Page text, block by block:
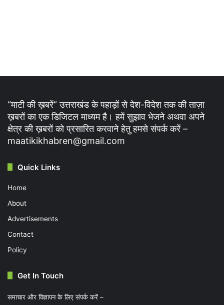
“माटी की ख़बरें” उत्तराखंड के पहाड़ों से देश-विदेश तक की ताज़ा
ख़बरों का एक डिजिटल माध्यम है। हमें सुझाव भेजने अथवा अपने
क्षेत्र की ख़बरों को प्रसारित करवाने हेतु हमसे संपर्क करें –
maatikikhabren@gmail.com
Quick Links
Home
About
Advertisements
Contact
Policy
Get In Touch
समाचार और विज्ञापन के लिए संपर्क करें –